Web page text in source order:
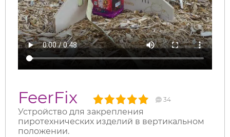
FeerFix 34
Устройство для закрепления
пиротехнических изделий в вертикальном
положении.